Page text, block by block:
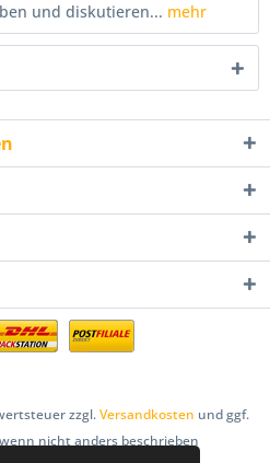
und diskutieren... mehr
zzgl.Versandkosten und ggf.
nicht anders beschrieben